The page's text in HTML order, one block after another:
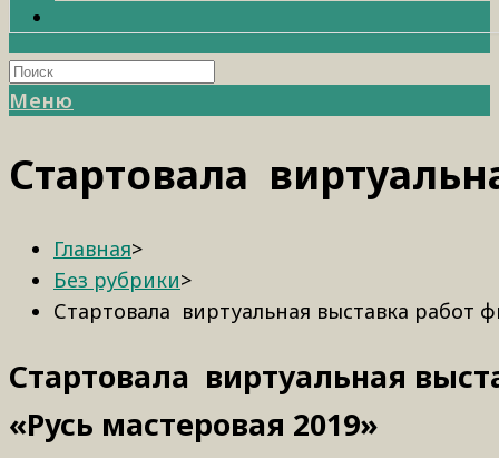
Меню
Стартовала
Главная>
Без рубрики>
Стартовала виртуальная выставка работ
Стартовала виртуальная
«Русь мастеровая 2019»